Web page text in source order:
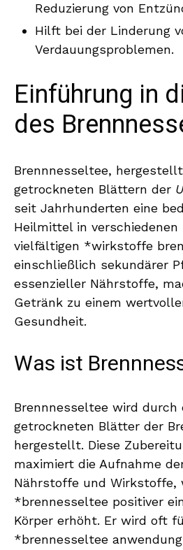
Reduzierung von
Hilft bei der Linderung
Verdauungsproblemen.
Einführung in
des
Brennnesseltee,
getrockneten Blättern der
seit Jahrhunderten eine
Heilmittel in verschiedenen
vielfältigen *wirkstoffe
einschließlich sekundärer
essenzieller Nährstoffe,
Getränk zu einem
Gesundheit.
Was ist
Brennnesseltee wird durch
getrockneten Blätter der
hergestellt. Diese
maximiert die Aufnahme
Nährstoffe und Wirkstoffe,
*brennesseltee positiver
Körper erhöht. Er wird oft
*brennesseltee